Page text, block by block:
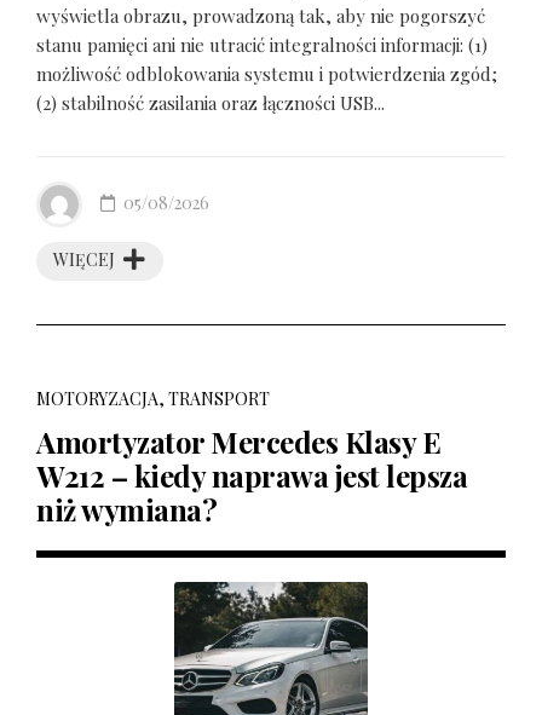
wyświetla obrazu, prowadzoną tak, aby nie pogorszyć
stanu pamięci ani nie utracić integralności informacji: (1)
możliwość odblokowania systemu i potwierdzenia zgód;
(2) stabilność zasilania oraz łączności USB...
WIĘCEJ
05/08/2026
MOTORYZACJA, TRANSPORT
Amortyzator Mercedes Klasy E
W212 – kiedy naprawa jest lepsza
niż wymiana?